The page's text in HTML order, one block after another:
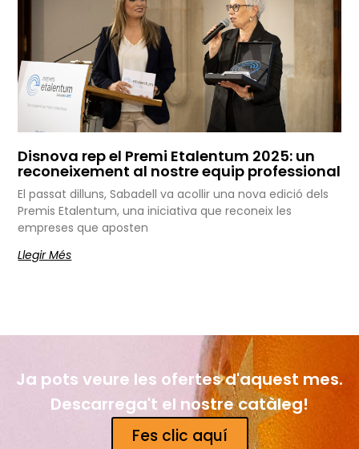
Disnova rep el Premi Etalentum 2025: un
reconeixement al nostre equip professional
El passat dilluns, Sabadell va acollir una nova edició dels
Premis Etalentum, una iniciativa que reconeix les
empreses que aposten
Llegir Més
Ja pots veure les ofertes d'aquest mes.
Descarrega't el nostre catàleg!
Fes clic aquí